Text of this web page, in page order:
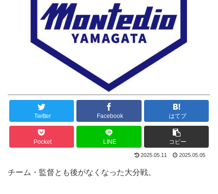
Twitter Facebook はてブ
Pocket LINE コピー
2025.05.11 2025.05.05
チーム・監督とも後がなくなった大分戦。